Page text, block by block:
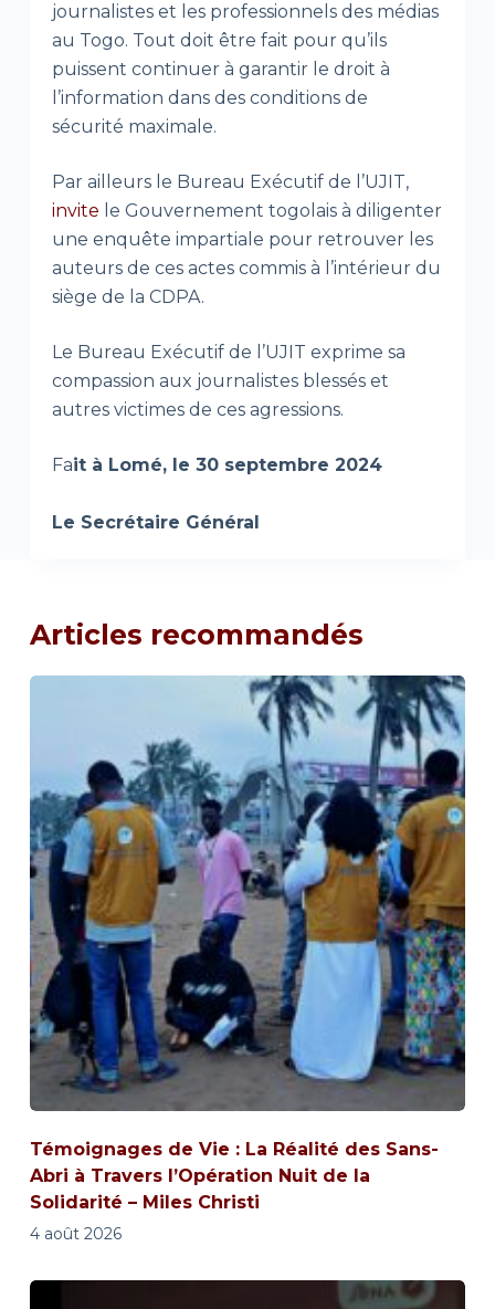
journalistes et les professionnels des médias
au Togo. Tout doit être fait pour qu’ils
puissent continuer à garantir le droit à
l’information dans des conditions de
sécurité maximale.
Par ailleurs le Bureau Exécutif de l’UJIT,
invite le Gouvernement togolais à diligenter
une enquête impartiale pour retrouver les
auteurs de ces actes commis à l’intérieur du
siège de la CDPA.
Le Bureau Exécutif de l’UJIT exprime sa
compassion aux journalistes blessés et
autres victimes de ces agressions.
Fait à Lomé, le 30 septembre 2024
Le Secrétaire Général
Articles recommandés
Témoignages de Vie : La Réalité des Sans-
Abri à Travers l’Opération Nuit de la
Solidarité – Miles Christi
4 août 2026